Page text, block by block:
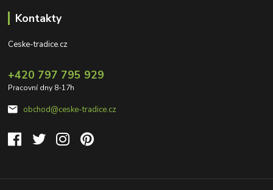
Kontakty
Ceske-tradice.cz
+420 797 795 929
Pracovní dny 8-17h
obchod@ceske-tradice.cz